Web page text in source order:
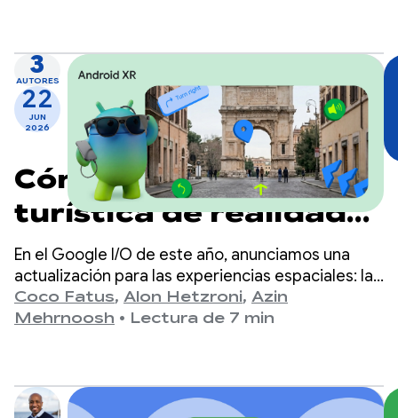
3
AUTORES
22
JUN
2026
Cómo crear una guía
turística de realidad
mixta con Android XR,
la API de Geospatial y
Gemini
En el Google I/O de este año, anunciamos una
actualización para las experiencias espaciales: la
API de Geospatial ahora está disponible como
versión preliminar en ARCore para Jetpack XR.
Coco Fatus, Alon Hetzroni, Azin
Mehrnoosh • Lectura de 7 min